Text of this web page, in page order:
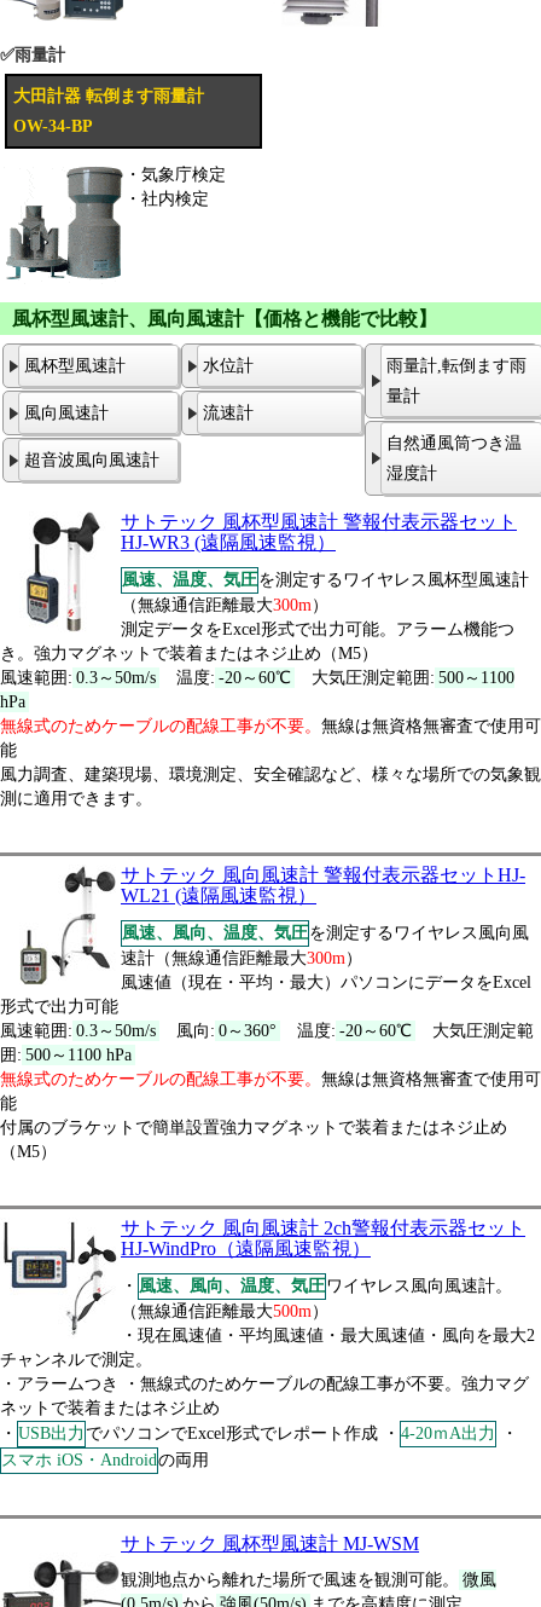
✅雨量計
大田計器 転倒ます雨量計
OW-34-BP
・気象庁検定
・社内検定
風杯型風速計、風向風速計【価格と機能で比較】
風杯型風速計
風向風速計
超音波風向風速計
水位計
流速計
雨量計,転倒ます雨
量計
自然通風筒つき温
湿度計
サトテック 風杯型風速計 警報付表示器セット
HJ-WR3 (遠隔風速監視）
風速、温度、気圧を測定するワイヤレス風杯型風速計
（無線通信距離最大300m ）
測定データをExcel形式で出力可能。アラーム機能つ
き。強力マグネットで装着またはネジ止め（M5）
風速範囲: 0.3～50m/s 温度: -20～60℃ 大気圧測定範囲: 500～1100
hPa
無線式のためケーブルの配線工事が不要。 無線は無資格無審査で使用可
能
風力調査、建築現場、環境測定、安全確認など、様々な場所での気象観
測に適用できます。
サトテック 風向風速計 警報付表示器セットHJ-
WL21 (遠隔風速監視）
風速、風向、温度、気圧を測定するワイヤレス風向風
速計（無線通信距離最大300m ）
風速値（現在・平均・最大）パソコンにデータをExcel
形式で出力可能
風速範囲: 0.3～50m/s 風向: 0～360° 温度: -20～60℃
大気圧測定範
囲: 500～1100 hPa
無線式のためケーブルの配線工事が不要。 無線は無資格無審査で使用可
能
付属のブラケットで簡単設置強力マグネットで装着またはネジ止め
（M5）
サトテック 風向風速計 2ch警報付表示器セット
HJ-WindPro（遠隔風速監視）
・ 風速、風向、温度、気圧ワイヤレス風向風速計。
（無線通信距離最大500m ）
・現在風速値・平均風速値・最大風速値・風向を最大2
チャンネルで測定。
・アラームつき ・無線式のためケーブルの配線工事が不要。強力マグ
ネットで装着またはネジ止め
・ USB出力 でパソコンでExcel形式でレポート作成 ・ 4-20ｍA出力
・
スマホ iOS・Android の両用
サトテック 風杯型風速計 MJ-WSM
観測地点から離れた場所で風速を観測可能。
微風